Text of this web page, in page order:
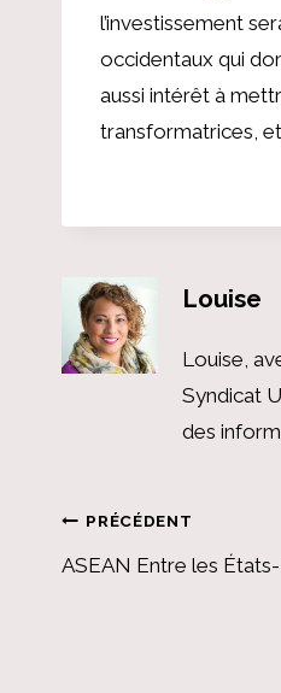
l’investissement
occidentaux qui
aussi intérêt à
transformatrices,
Louise
Louise,
Syndicat
des
PRÉCÉDENT
ASEAN Entre les